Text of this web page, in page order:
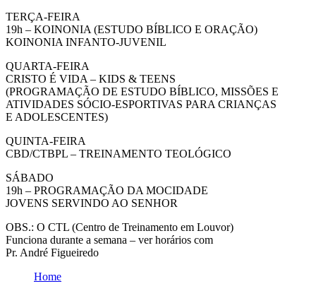
TERÇA-FEIRA
19h – KOINONIA (ESTUDO BÍBLICO E ORAÇÃO)
KOINONIA INFANTO-JUVENIL
QUARTA-FEIRA
CRISTO É VIDA – KIDS & TEENS
(PROGRAMAÇÃO DE ESTUDO BÍBLICO, MISSÕES E
ATIVIDADES SÓCIO-ESPORTIVAS PARA CRIANÇAS
E ADOLESCENTES)
QUINTA-FEIRA
CBD/CTBPL – TREINAMENTO TEOLÓGICO
SÁBADO
19h – PROGRAMAÇÃO DA MOCIDADE
JOVENS SERVINDO AO SENHOR
OBS.: O CTL (Centro de Treinamento em Louvor)
Funciona durante a semana – ver horários com
Pr. André Figueiredo
Home